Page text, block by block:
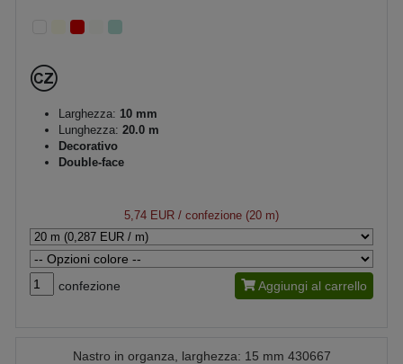
Larghezza: 10 mm
Lunghezza: 20.0 m
Decorativo
Double-face
5,74 EUR / confezione (20 m)
confezione Aggiungi al carrello
Nastro in organza, larghezza: 15 mm 430667